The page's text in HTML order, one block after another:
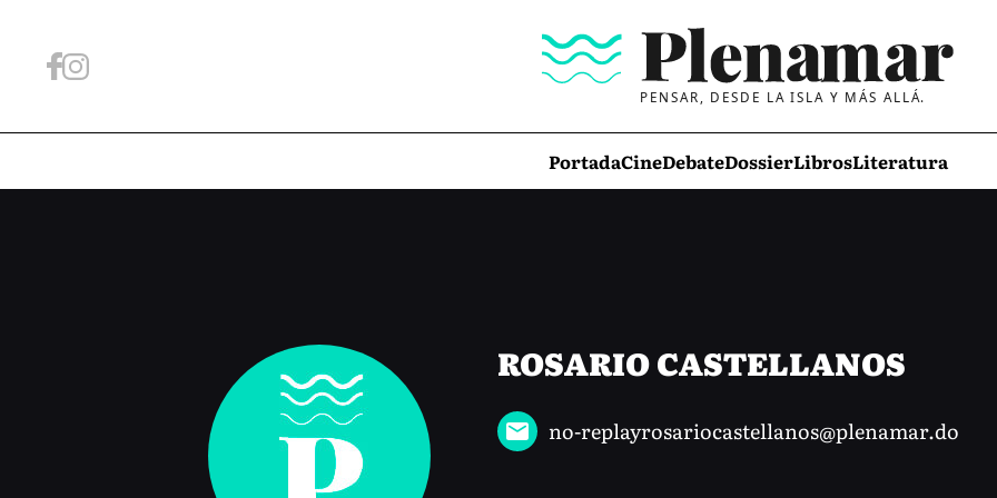
PENSAR, DESDE LA ISLA Y MÁS ALLÁ.
PortadaCineDebateDossierLibrosLiteratura
ROSARIO CASTELLANOS
no-replayrosariocastellanos@plenamar.do